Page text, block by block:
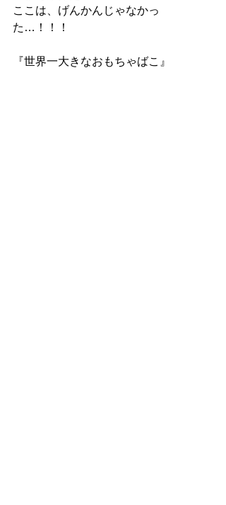
ここは、げんかんじゃなかっ
た…！！！
『世界一大きなおもちゃばこ』